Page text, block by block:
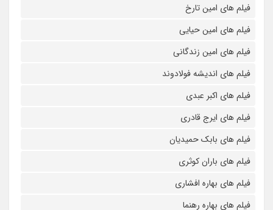
فیلم های امین تارخ
فیلم های امین حیایی
فیلم های امین زندگانی
فیلم های اندیشه فولادوند
فیلم های اکبر عبدی
فیلم های ایرج قادری
فیلم های بابک حمیدیان
فیلم های باران کوثری
فیلم های بهاره افشاری
فیلم های بهاره رهنما